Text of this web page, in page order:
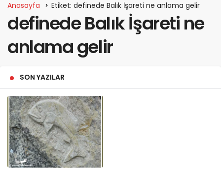
Anasayfa Etiket: definede Balık İşareti ne anlama gelir
definede Balık İşareti ne
anlama gelir
SON YAZILAR